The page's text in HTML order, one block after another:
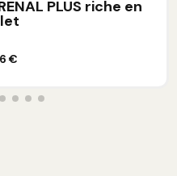
PLUS riche en
€
panier